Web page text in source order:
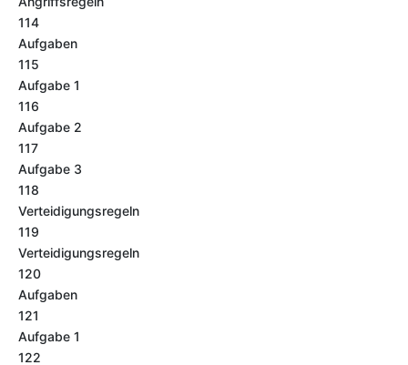
114
Aufgaben
115
Aufgabe 1
116
Aufgabe 2
117
Aufgabe 3
118
Verteidigungsregeln
119
Verteidigungsregeln
120
Aufgaben
121
Aufgabe 1
122